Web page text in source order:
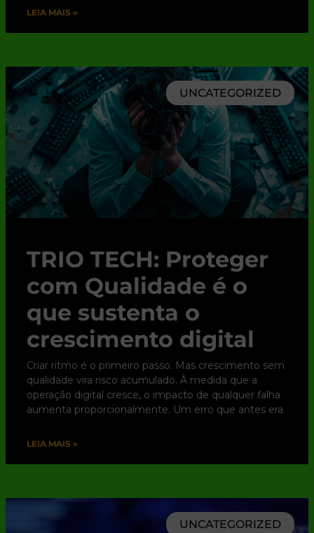
LEIA MAIS »
UNCATEGORIZED
TRIO TECH: Proteger
com Qualidade é o
que sustenta o
crescimento digital
Criar ritmo é o primeiro passo. Mas crescimento sem
qualidade vira risco acumulado. À medida que a
operação digital cresce, o impacto de qualquer falha
aumenta proporcionalmente. Um erro que antes era
LEIA MAIS »
UNCATEGORIZED